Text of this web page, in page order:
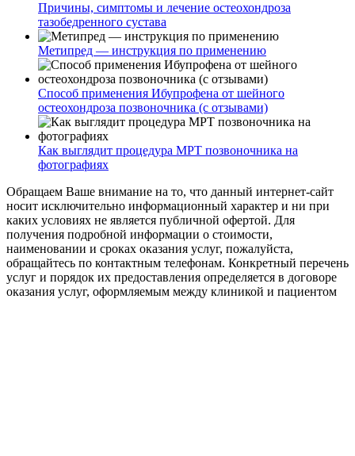
Причины, симптомы и лечение остеохондроза
тазобедренного сустава
Метипред — инструкция по применению
Способ применения Ибупрофена от шейного
остеохондроза позвоночника (с отзывами)
Как выглядит процедура МРТ позвоночника на
фотографиях
Обращаем Ваше внимание на то, что данный интернет-сайт
носит исключительно информационный характер и ни при
каких условиях не является публичной офертой. Для
получения подробной информации о стоимости,
наименовании и сроках оказания услуг, пожалуйста,
обращайтесь по контактным телефонам. Конкретный перечень
услуг и порядок их предоставления определяется в договоре
оказания услуг, оформляемым между клиникой и пациентом